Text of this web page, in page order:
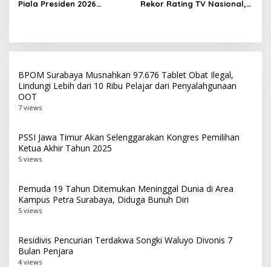
Piala Presiden 2026
Rekor Rating TV Nasional,
BPOM Surabaya Musnahkan 97.676 Tablet Obat Ilegal,
Lindungi Lebih dari 10 Ribu Pelajar dari Penyalahgunaan
OOT
7 views
PSSI Jawa Timur Akan Selenggarakan Kongres Pemilihan
Ketua Akhir Tahun 2025
5 views
Pemuda 19 Tahun Ditemukan Meninggal Dunia di Area
Kampus Petra Surabaya, Diduga Bunuh Diri
5 views
Residivis Pencurian Terdakwa Songki Waluyo Divonis 7
Bulan Penjara
4 views